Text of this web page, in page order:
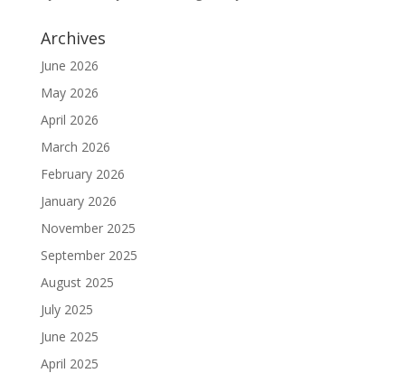
Archives
June 2026
May 2026
April 2026
March 2026
February 2026
January 2026
November 2025
September 2025
August 2025
July 2025
June 2025
April 2025